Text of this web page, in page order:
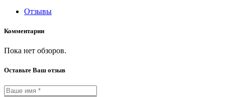
Отзывы
Комментарии
Пока нет обзоров.
Оставьте Ваш отзыв